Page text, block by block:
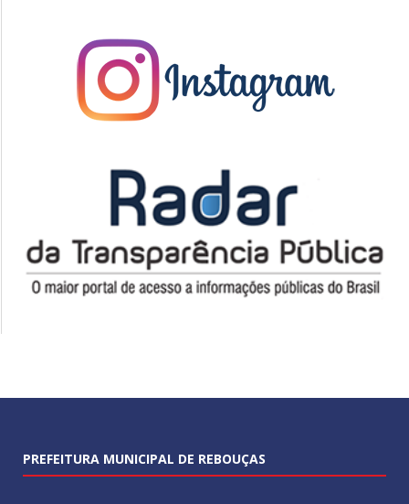
PREFEITURA MUNICIPAL DE REBOUÇAS